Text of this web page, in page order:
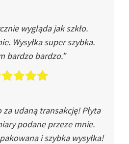
wygląda jak szkło.
Wysyłka super szybka.
bardzo bardzo.”
udaną transakcję! Płyta
podane przeze mnie.
i szybka wysyłka!